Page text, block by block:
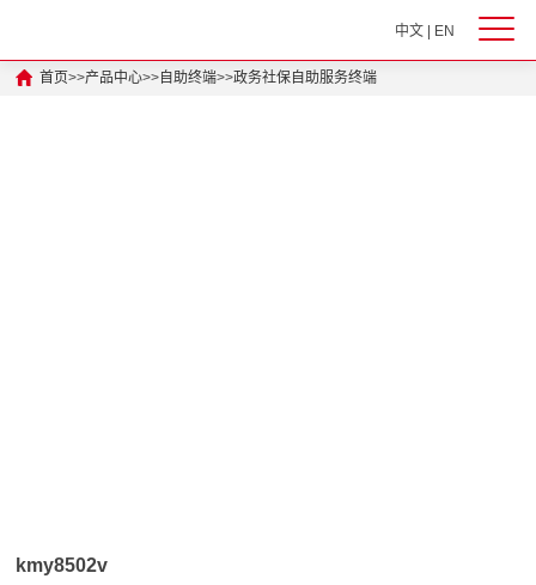
中文| EN
首页>>产品中心>>自助终端>>政务社保自助服务终端
kmy8502v